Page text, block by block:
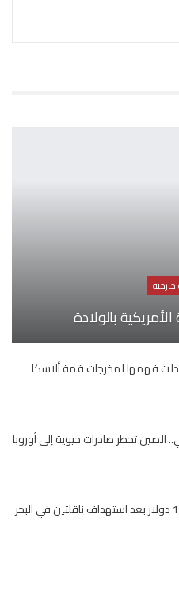
بالولادة
فهمها لمخرجات قمة ألاسكا
تحظر صادرات حيوية إلى أوروبا
سعر النفط تجاوز 100 دولار بعد استهداف ناقلتين في البحر